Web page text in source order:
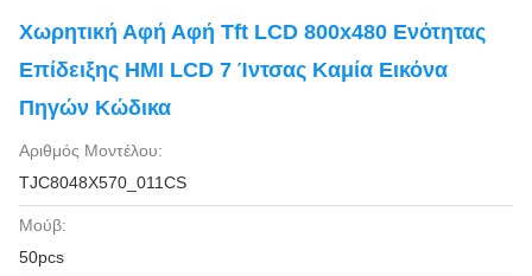
Χωρητική Αφή Αφή Tft LCD 800x480 Ενότητας
Επίδειξης HMI LCD 7 Ίντσας Καμία Εικόνα
Πηγών Κώδικα
Αριθμός Μοντέλου:
TJC8048X570_011CS
Μούβ:
50pcs